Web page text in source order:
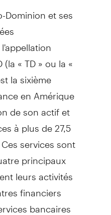
Dominion et ses
« TD » ou la «
la sixième
en Amérique
de son actif et
à plus de 27,5
services sont
principaux
leurs activités
financiers
bancaires